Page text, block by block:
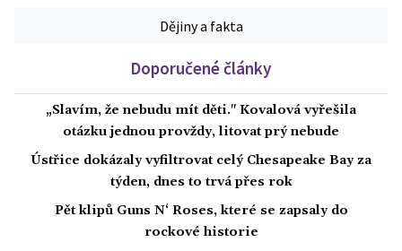
Dějiny a fakta
Doporučené články
„Slavím, že nebudu mít děti." Kovalová vyřešila
otázku jednou provždy, litovat prý nebude
Ústřice dokázaly vyfiltrovat celý Chesapeake Bay za
týden, dnes to trvá přes rok
Pět klipů Guns N‘ Roses, které se zapsaly do
rockové historie